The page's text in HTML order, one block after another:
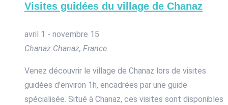
Visites guidées du village de Chanaz
avril 1 - novembre 15
Chanaz Chanaz, France
Venez découvrir le village de Chanaz lors de visites
guidées d'environ 1h, encadrées par une guide
spécialisée. Situé à Chanaz, ces visites sont disponibles